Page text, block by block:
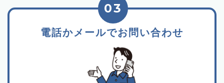
電話かメールでお問い合わせ
03